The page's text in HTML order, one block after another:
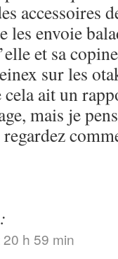
accessoires
les envoie
et sa
sur les
cela ait un
mais je
h 59 min